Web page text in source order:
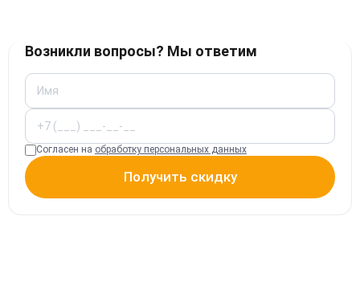
Возникли вопросы? Мы ответим
Согласен на обработку персональных данных
Получить скидку